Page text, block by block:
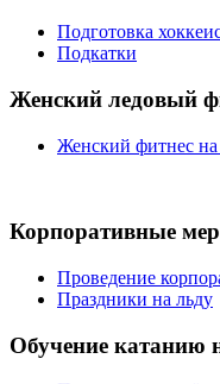
Подготовка
Подкатки
Женский ледовый
Женский фитнес на
Корпоративные
Проведение
Праздники на льду
Обучение катанию